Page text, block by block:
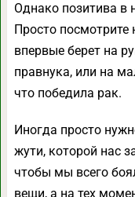
Однако позитива в
Просто посмотрите
впервые берет на
правнука, или на
что победила рак.
Иногда просто
жути, которой нас
чтобы мы всего
вещи, а на тех